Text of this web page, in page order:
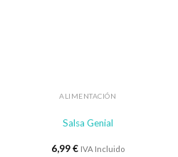
ALIMENTACIÓN
Salsa Genial
6,99€ IVA Incluido